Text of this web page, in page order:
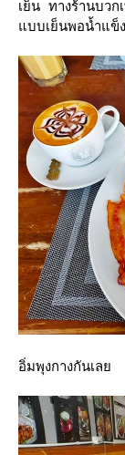
เย็น ทางร้านบว
บบเย็นพอน้ำแข็
อิ่มพุงกางกันเล